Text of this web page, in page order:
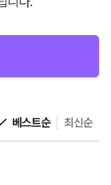
베스트순 최신순